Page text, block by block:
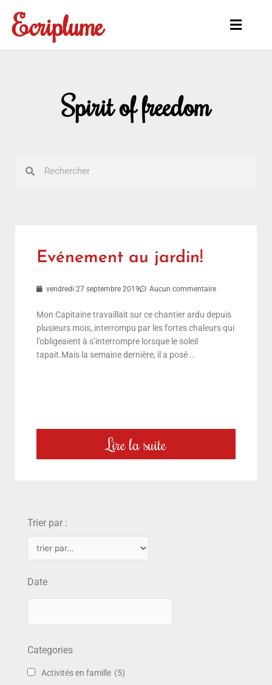
contenu
Ecriplume
Main
Spirit of freedom
Evénement au jardin!
vendredi 27 septembre 2019 Aucun commentaire
Mon Capitaine travaillait sur ce chantier ardu depuis
plusieurs mois, interrompu par les fortes chaleurs qui
l’obligeaient à s’interrompre lorsque le soleil
tapait.Mais la semaine dernière, il a posé …
Lire la suite
Trier par :
Date
Categories
Activités en famille (5)